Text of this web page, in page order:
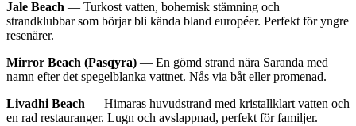
Jale Beach — Turkost vatten, bohemisk stämning och
strandklubbar som börjar bli kända bland européer. Perfekt för yngre
resenärer.
Mirror Beach (Pasqyra) — En gömd strand nära Saranda med
namn efter det spegelblanka vattnet. Nås via båt eller promenad.
Livadhi Beach — Himaras huvudstrand med kristallklart vatten och
en rad restauranger. Lugn och avslappnad, perfekt för familjer.